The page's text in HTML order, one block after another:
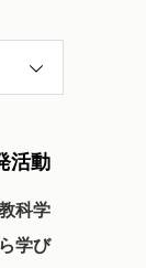
活動
科学
学び